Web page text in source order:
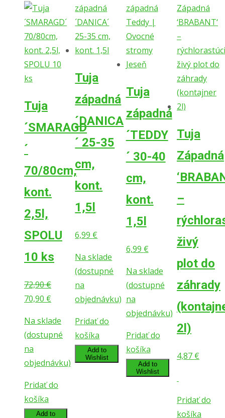
Tuja
´SMARAGD
´
70/80cm,
kont.
2,5l,
SPOLU
10 ks
72,90€
Pôvodná
bola:
72,90 €.
70,90 € Aktuálna
je:
70,90 €.
Na sklade
(dostupné
na
objednávku)
Pridať do
košíka
Add to
Tuja
západná
´DANICA
´ 25-35
cm,
kont.
1,5l
6,99 €
Na sklade
(dostupné
na
objednávku)
Pridať do
košíka
Add to
Wishlist
Tuja
západná
´TEDDY
´ 30-40
cm,
kont.
1,5l
6,99 €
Na sklade
(dostupné
na
objednávku)
Pridať do
košíka
Add to
Wishlist
Tuja
Západná
–
živý
plot do
záhrady
2l)
4,87 €
Pridať do
košíka